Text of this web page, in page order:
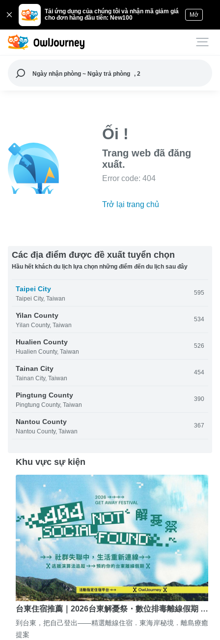
Tải ứng dụng của chúng tôi và nhận mã giảm giá
cho đơn hàng đầu tiên: New100
Mở
Ngày nhận phòng ~ Ngày trả phòng , 2
Ối !
Trang web đã đăng
xuất.
Error code: 404
Trở lại trang chủ
Các địa điểm được đề xuất tuyển chọn
Hầu hết khách du lịch lựa chọn những điểm đến du lịch sau đây
Taipei City
Taipei City, Taiwan
595
Yilan County
Yilan County, Taiwan
534
Hualien County
Hualien County, Taiwan
526
Tainan City
Tainan City, Taiwan
454
Pingtung County
Pingtung County, Taiwan
390
Nantou County
Nantou County, Taiwan
367
Khu vực sự kiện
台東住宿推薦｜2026台東解憂祭・數位排毒離線假期 …
到台東，把自己登出——精選離線住宿．東海岸秘境．離島療癒
提案